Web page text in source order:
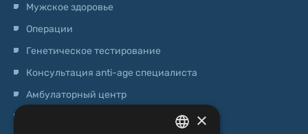
Мужское здоровье
Операции
Генетическое тестирование
Консультация anti-age специалиста
Амбулаторный центр
×